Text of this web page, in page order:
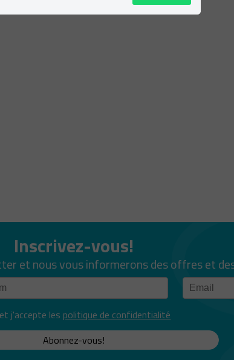
Inscrivez-vous!
et nous vous informerons des offres et
j'accepte les politique de confidentialité
Abonnez-vous!